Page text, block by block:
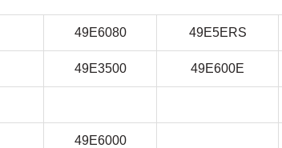
49E6080 49E5ERS
49E3500 49E600E
49E6000